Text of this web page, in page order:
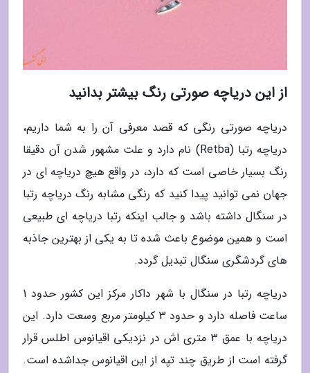
از این دریاچه صورتی رنگ بیشتر بدانید
دریاچه صورتی رنگی که قصد معرفی آن را به شما داریم،
دریاچه رتبا (Retba) نام دارد و علت مشهور شدن آن دقیقا
رنگ بسیار خاصی است که دارد، در واقع هیچ دریاچه ای در
جهان نمی توانید پیدا کنید که رنگی مشابه رنگ دریاچه رتبا
در سنگال داشته باشد و جالب اینکه رتبا دریاچه ای طبیعی
است و همین موضوع باعث شده تا به یکی از بهترین جاذبه
های گردشگری سنگال تبدیل گردد.
دریاچه رتبا در سنگال با شهر داکار مرکز این کشور حدود 1
ساعت فاصله دارد و حدود 3 کیلومتر مربع وسعت دارد. این
دریاچه با عمق 3 متری اش در نزدیکی اقیانوس اطلس قرار
گرفته است از طریق چند تپه از این اقیانوس جداشده است.